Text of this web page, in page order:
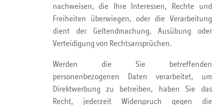
nachweisen, die Ihre Interessen, Rechte und
Freiheiten überwiegen, oder die Verarbeitung
dient der Geltendmachung, Ausübung oder
Verteidigung von Rechtsansprüchen.
Werden die Sie betreffenden
personenbezogenen Daten verarbeitet, um
Direktwerbung zu betreiben, haben Sie das
Recht, jederzeit Widerspruch gegen die